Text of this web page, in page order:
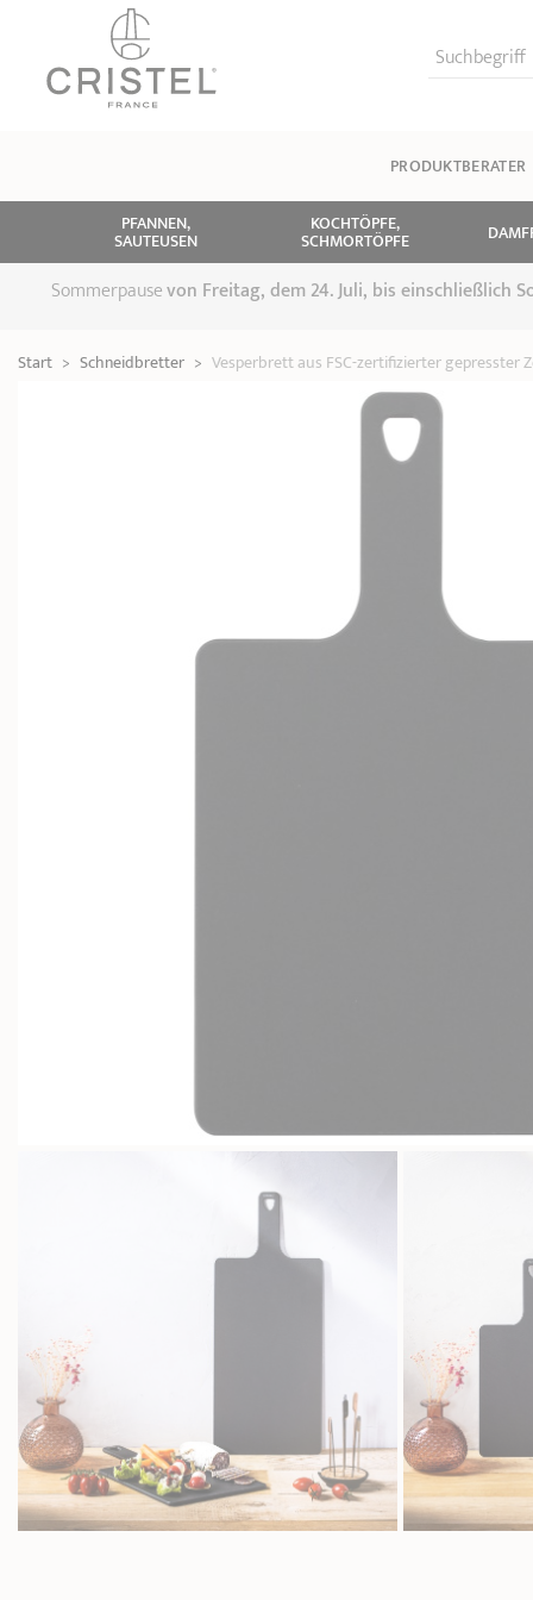
Suchbegriff
PRODUKTBERATER
PFANNEN,
SAUTEUSEN
KOCHTÖPFE,
SCHMORTÖPFE
Sommerpausevon Freitag, dem 24. Juli, bis einschließlich
Start > Schneidbretter > Vesperbrett aus FSC-zertifizierter gepresster